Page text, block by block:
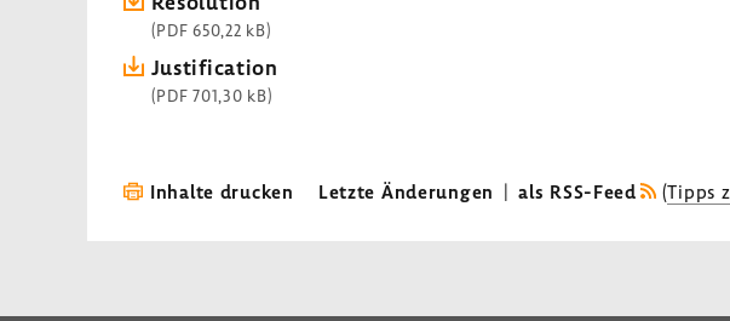
(PDF 650,22 kB)
Justification
(PDF 701,30 kB)
Inhalte drucken Letzte Änderungen | als RSS-Feed (Tipps